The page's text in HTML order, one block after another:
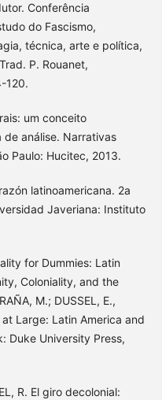
Conferência
do Fascismo,
técnica, arte e política,
P. Rouanet,
120.
um conceito
análise. Narrativas
Paulo: Hucitec, 2013.
latinoamericana. 2a
Javeriana: Instituto
for Dummies: Latin
Coloniality, and the
M.; DUSSEL, E.,
Large: Latin America and
Duke University Press,
R. El giro decolonial: